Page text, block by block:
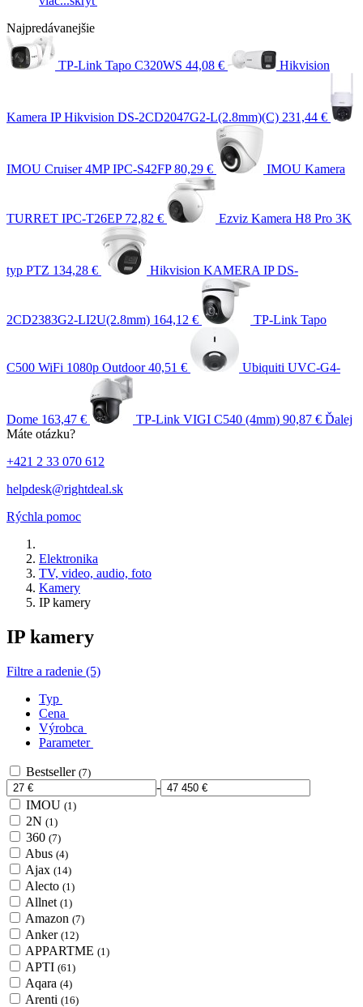
Najpredávanejšie
TP-Link Tapo C320WS 44,08 € Hikvision
Kamera IP Hikvision DS-2CD2047G2-L(2.8mm)(C) 231,44 €
IMOU Cruiser 4MP IPC-S42FP80,29 € IMOU Kamera
TURRET IPC-T26EP72,82 € Ezviz Kamera H8 Pro 3K
typ PTZ 134,28 € Hikvision KAMERA IP DS-
2CD2383G2-LI2U(2.8mm) 164,12 € TP-Link Tapo
C500 WiFi 1080p Outdoor40,51 € Ubiquiti UVC-G4-
Dome 163,47 € TP-Link VIGI C540 (4mm) 90,87 € Ďalej
Máte otázku?
+421 2 33 070 612
helpdesk@rightdeal.sk
Rýchla pomoc
Elektronika
TV, video, audio, foto
Kamery
IP kamery
IP kamery
Filtre a radenie (5)
Typ
Cena
Výrobca
Parameter
Bestseller (7)
-
IMOU (1)
2N (1)
360 (7)
Abus (4)
Ajax (14)
Alecto (1)
Allnet (1)
Amazon (7)
Anker (12)
APPARTME (1)
APTI (61)
Aqara (4)
Arenti (16)